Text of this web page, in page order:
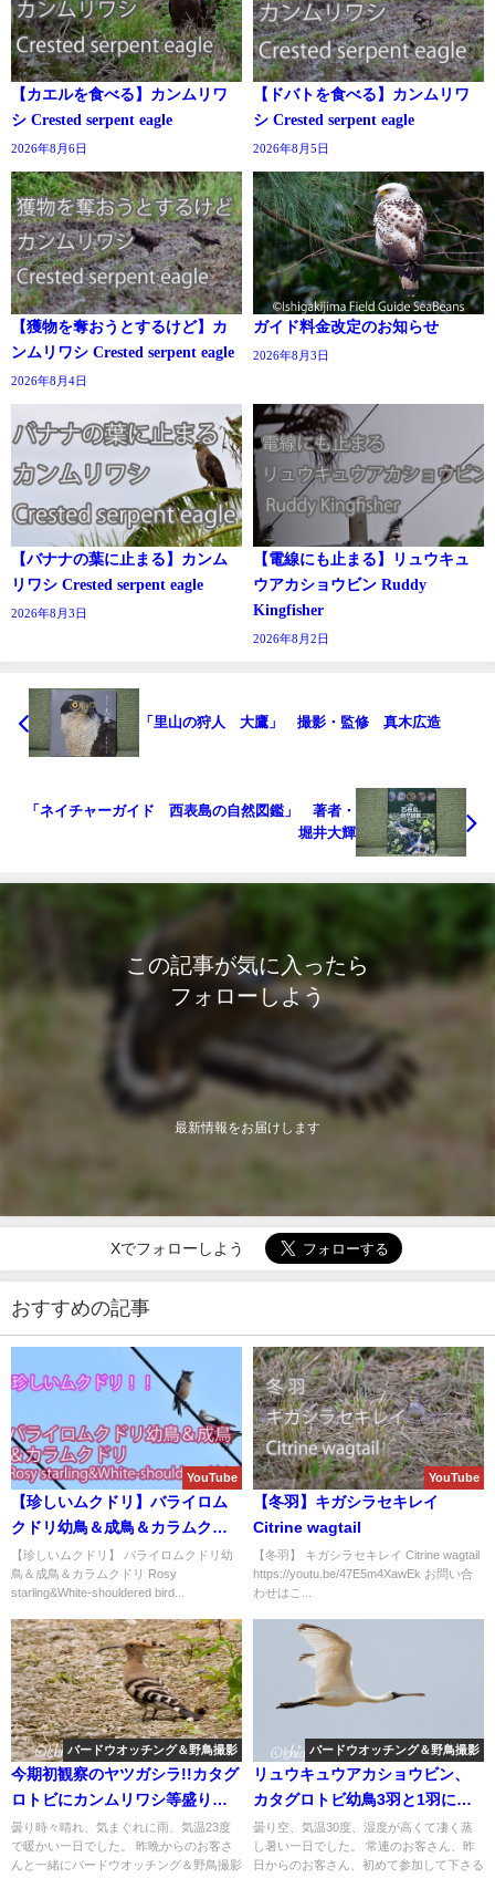
【カエルを食べる】カンムリワ
シ Crested serpent eagle
2026年8月6日
【ドバトを食べる】カンムリワ
シ Crested serpent eagle
2026年8月5日
【獲物を奪おうとするけど】カ
ンムリワシ Crested serpent eagle
2026年8月4日
ガイド料金改定のお知らせ
2026年8月3日
【バナナの葉に止まる】カンム
リワシ Crested serpent eagle
2026年8月3日
【電線にも止まる】リュウキュ
ウアカショウビン Ruddy
Kingfisher
2026年8月2日
「里山の狩人 大鷹」 撮影・監修 真木広造
「ネイチャーガイド 西表島の自然図鑑」 著者・
堀井大輝
この記事が気に入ったら
フォローしよう
最新情報をお届けします
Xでフォローしよう
おすすめの記事
YouTube
【珍しいムクドリ】バライロム
クドリ幼鳥＆成鳥＆カラムクド
リ Rosy starling&White-
shouldered bird
【珍しいムクドリ】 バライロムクドリ幼
鳥＆成鳥＆カラムクドリ Rosy
starling&White-shouldered bird...
YouTube
【冬羽】キガシラセキレイ
Citrine wagtail
【冬羽】 キガシラセキレイ Citrine wagtail
https://youtu.be/47E5m4XawEk お問い合
わせはこ...
バードウオッチング＆野鳥撮影
今期初観察のヤツガシラ!!カタグ
ロトビにカンムリワシ等盛り沢
山のバードウオッチング＆野鳥
撮影ガイド!!
曇り時々晴れ、気まぐれに雨、気温23度
で暖かい一日でした。 昨晩からのお客さ
んと一緒にバードウオッチング＆野鳥撮影
バードウオッチング＆野鳥撮影
リュウキュウアカショウビン、
カタグロトビ幼鳥3羽と1羽にハ
シブトアジサシ、オオアジサシ
等など盛り沢山のバードウオッ
曇り空、気温30度、湿度が高くて凄く蒸
し暑い一日でした。 常連のお客さん、昨
日からのお客さん、初めて参加して下さる